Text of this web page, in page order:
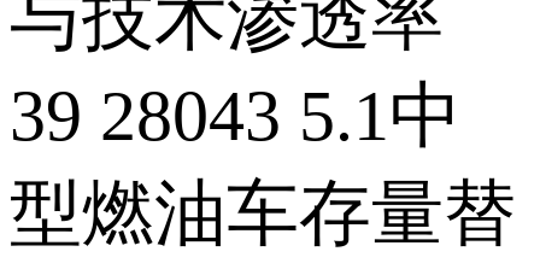
与技术渗透率
39 28043 5.1中
型燃油车存量替